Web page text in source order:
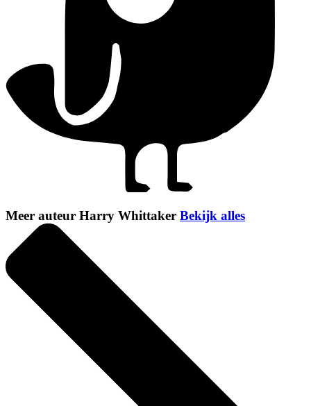
Meer auteur Harry Whittaker Bekijk alles